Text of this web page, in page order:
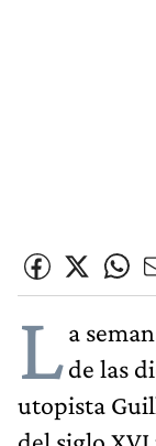
La
de las
utopista